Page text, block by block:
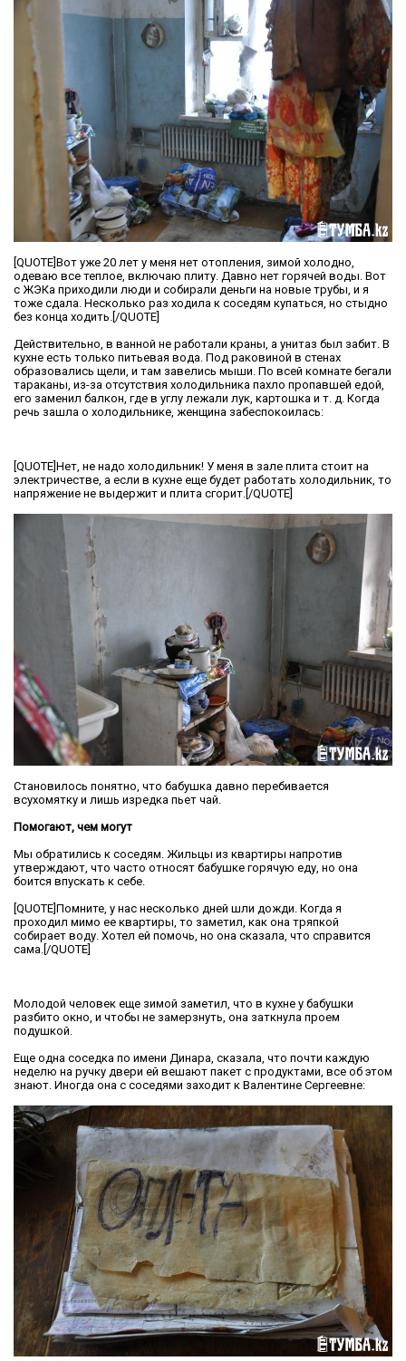
[QUOTE]Вот уже 20 лет у меня нет отопления, зимой холодно,
одеваю все теплое, включаю плиту. Давно нет горячей воды. Вот
с ЖЭКа приходили люди и собирали деньги на новые трубы, и я
тоже сдала. Несколько раз ходила к соседям купаться, но стыдно
без конца ходить.[/QUOTE]
Действительно, в ванной не работали краны, а унитаз был забит. В
кухне есть только питьевая вода. Под раковиной в стенах
образовались щели, и там завелись мыши. По всей комнате бегали
тараканы, из-за отсутствия холодильника пахло пропавшей едой,
его заменил балкон, где в углу лежали лук, картошка и т. д. Когда
речь зашла о холодильнике, женщина забеспокоилась:
[QUOTE]Нет, не надо холодильник! У меня в зале плита стоит на
электричестве, а если в кухне еще будет работать холодильник, то
напряжение не выдержит и плита сгорит.[/QUOTE]
Становилось понятно, что бабушка давно перебивается
всухомятку и лишь изредка пьет чай.
Помогают, чем могут
Мы обратились к соседям. Жильцы из квартиры напротив
утверждают, что часто относят бабушке горячую еду, но она
боится впускать к себе.
[QUOTE]Помните, у нас несколько дней шли дожди. Когда я
проходил мимо ее квартиры, то заметил, как она тряпкой
собирает воду. Хотел ей помочь, но она сказала, что справится
сама.[/QUOTE]
Молодой человек еще зимой заметил, что в кухне у бабушки
разбито окно, и чтобы не замерзнуть, она заткнула проем
подушкой.
Еще одна соседка по имени Динара, сказала, что почти каждую
неделю на ручку двери ей вешают пакет с продуктами, все об этом
знают. Иногда она с соседями заходит к Валентине Сергеевне: